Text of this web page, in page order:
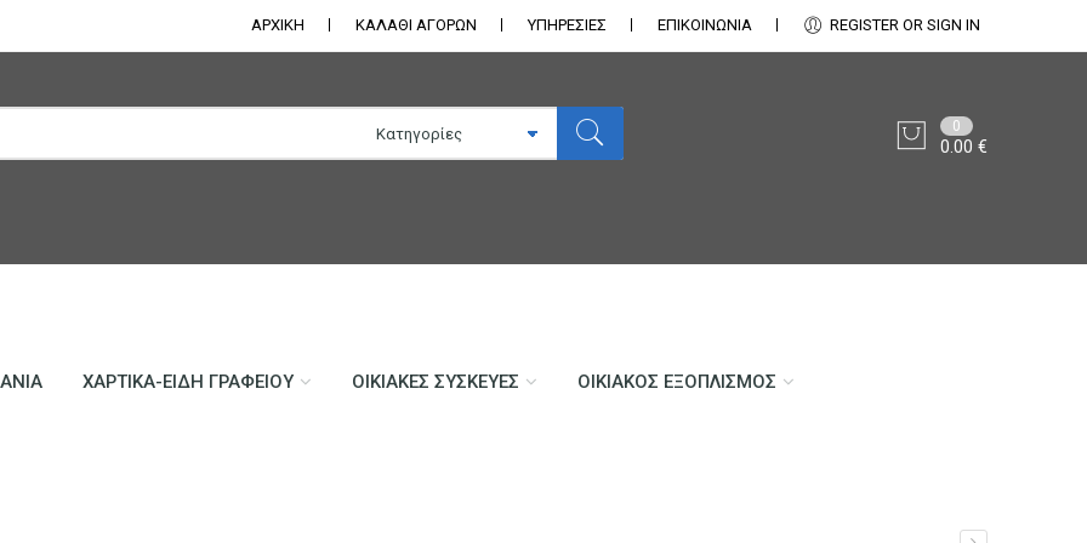
ΑΡΧΙΚΗ ΚΑΛΑΘΙ ΑΓΟΡΩΝ ΥΠΗΡΕΣΙΕΣ ΕΠΙΚΟΙΝΩΝΊΑ REGISTER OR SIGN IN
0
0.00€
ΧΑΡΤΙΚΆ-ΕΊΔΗ ΓΡΑΦΕΊΟΥ ΟΙΚΙΑΚΈΣ ΣΥΣΚΕΥΈΣ ΟΙΚΙΑΚΌΣ ΕΞΟΠΛΙΣΜΌΣ